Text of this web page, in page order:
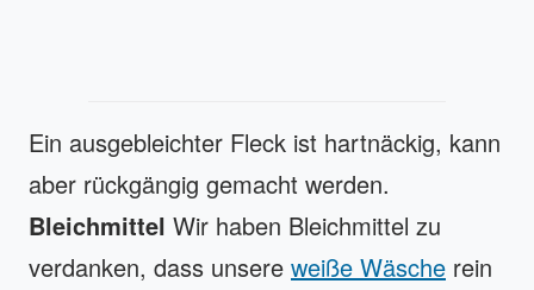
Ein ausgebleichter Fleck ist hartnäckig, kann
aber rückgängig gemacht werden.
Bleichmittel Wir haben Bleichmittel zu
verdanken, dass unsere weiße Wäsche rein